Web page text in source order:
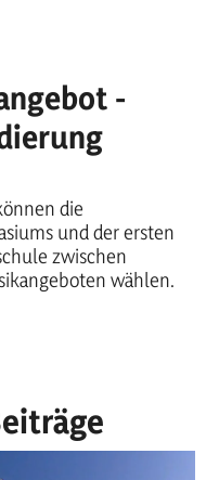
-
die
und der ersten
zwischen
wählen.